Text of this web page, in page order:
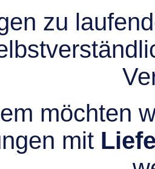
zu
möchten
mit